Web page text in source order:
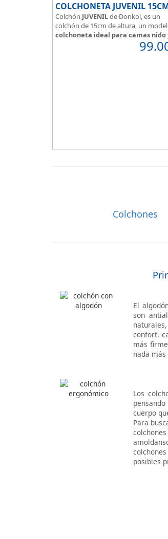
COLCHONETA JUVENIL
Colchón JUVENILde Donkol, es un
colchón de 15cm de altura, un
colchoneta ideal para camas nido
espacios con altura reducida.
núcleo de espuma de alta
Colchones
El
son
confort,
más
nada
Los
cuerpo
Para
posibles